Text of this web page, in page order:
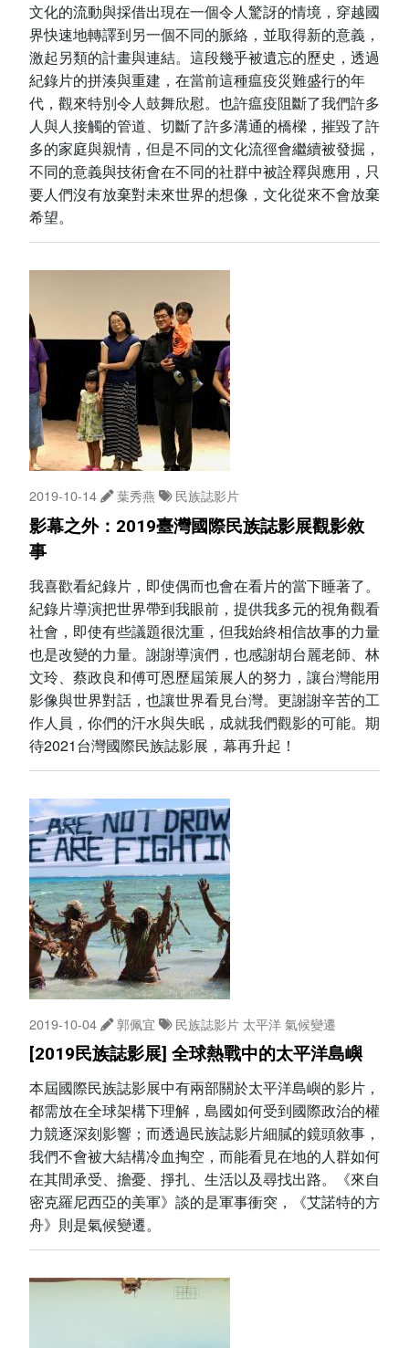
文化的流動與採借出現在一個令人驚訝的情境，穿越國
界快速地轉譯到另一個不同的脈絡，並取得新的意義，
激起另類的計畫與連結。這段幾乎被遺忘的歷史，透過
紀錄片的拼湊與重建，在當前這種瘟疫災難盛行的年
代，觀來特別令人鼓舞欣慰。也許瘟疫阻斷了我們許多
人與人接觸的管道、切斷了許多溝通的橋樑，摧毀了許
多的家庭與親情，但是不同的文化流徑會繼續被發掘，
不同的意義與技術會在不同的社群中被詮釋與應用，只
要人們沒有放棄對未來世界的想像，文化從來不會放棄
希望。
2019-10-14 葉秀燕 民族誌影片
影幕之外：2019臺灣國際民族誌影展觀影敘
事
我喜歡看紀錄片，即使偶而也會在看片的當下睡著了。
紀錄片導演把世界帶到我眼前，提供我多元的視角觀看
社會，即使有些議題很沈重，但我始終相信故事的力量
也是改變的力量。謝謝導演們，也感謝胡台麗老師、林
文玲、蔡政良和傅可恩歷屆策展人的努力，讓台灣能用
影像與世界對話，也讓世界看見台灣。更謝謝辛苦的工
作人員，你們的汗水與失眠，成就我們觀影的可能。期
待2021台灣國際民族誌影展，幕再升起！
2019-10-04 郭佩宜 民族誌影片 太平洋氣候變遷
[2019民族誌影展] 全球熱戰中的太平洋島嶼
本屆國際民族誌影展中有兩部關於太平洋島嶼的影片，
都需放在全球架構下理解，島國如何受到國際政治的權
力競逐深刻影響；而透過民族誌影片細膩的鏡頭敘事，
我們不會被大結構冷血掏空，而能看見在地的人群如何
在其間承受、擔憂、掙扎、生活以及尋找出路。《來自
密克羅尼西亞的美軍》談的是軍事衝突，《艾諾特的方
舟》則是氣候變遷。